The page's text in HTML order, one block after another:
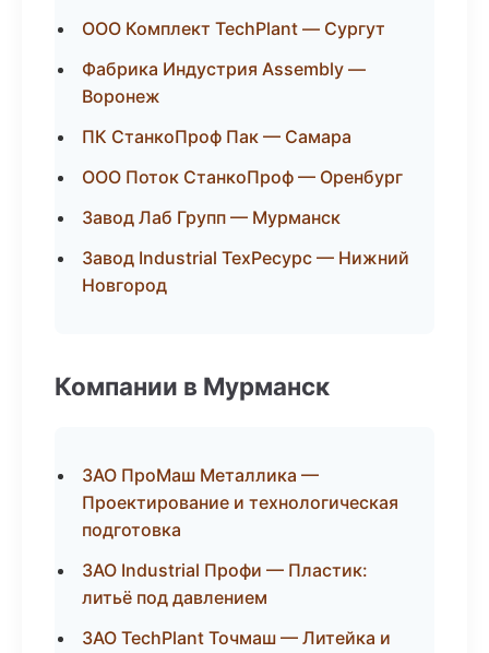
ООО Комплект TechPlant — Сургут
Фабрика Индустрия Assembly —
Воронеж
ПК СтанкоПроф Пак — Самара
ООО Поток СтанкоПроф — Оренбург
Завод Лаб Групп — Мурманск
Завод Industrial ТехРесурс — Нижний
Новгород
Компании в Мурманск
ЗАО ПроМаш Металлика —
Проектирование и технологическая
подготовка
ЗАО Industrial Профи — Пластик:
литьё под давлением
ЗАО TechPlant Точмаш — Литейка и